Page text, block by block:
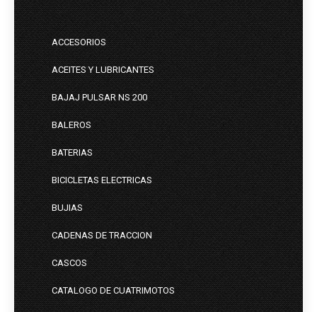
ACCESORIOS
ACEITES Y LUBRICANTES
BAJAJ PULSAR NS 200
BALEROS
BATERIAS
BICICLETAS ELECTRICAS
BUJIAS
CADENAS DE TRACCION
CASCOS
CATALOGO DE CUATRIMOTOS